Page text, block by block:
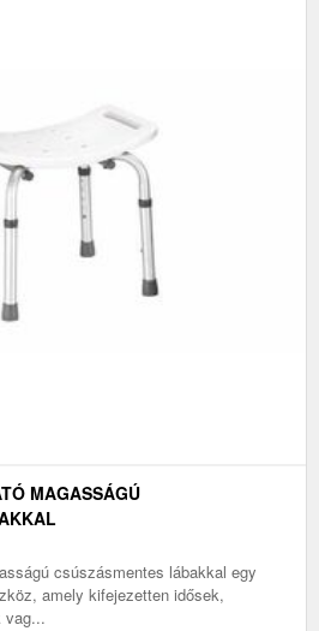
MAGASSÁGÚ
csúszásmentes lábakkal egy
amely kifejezetten idősek,
vag...